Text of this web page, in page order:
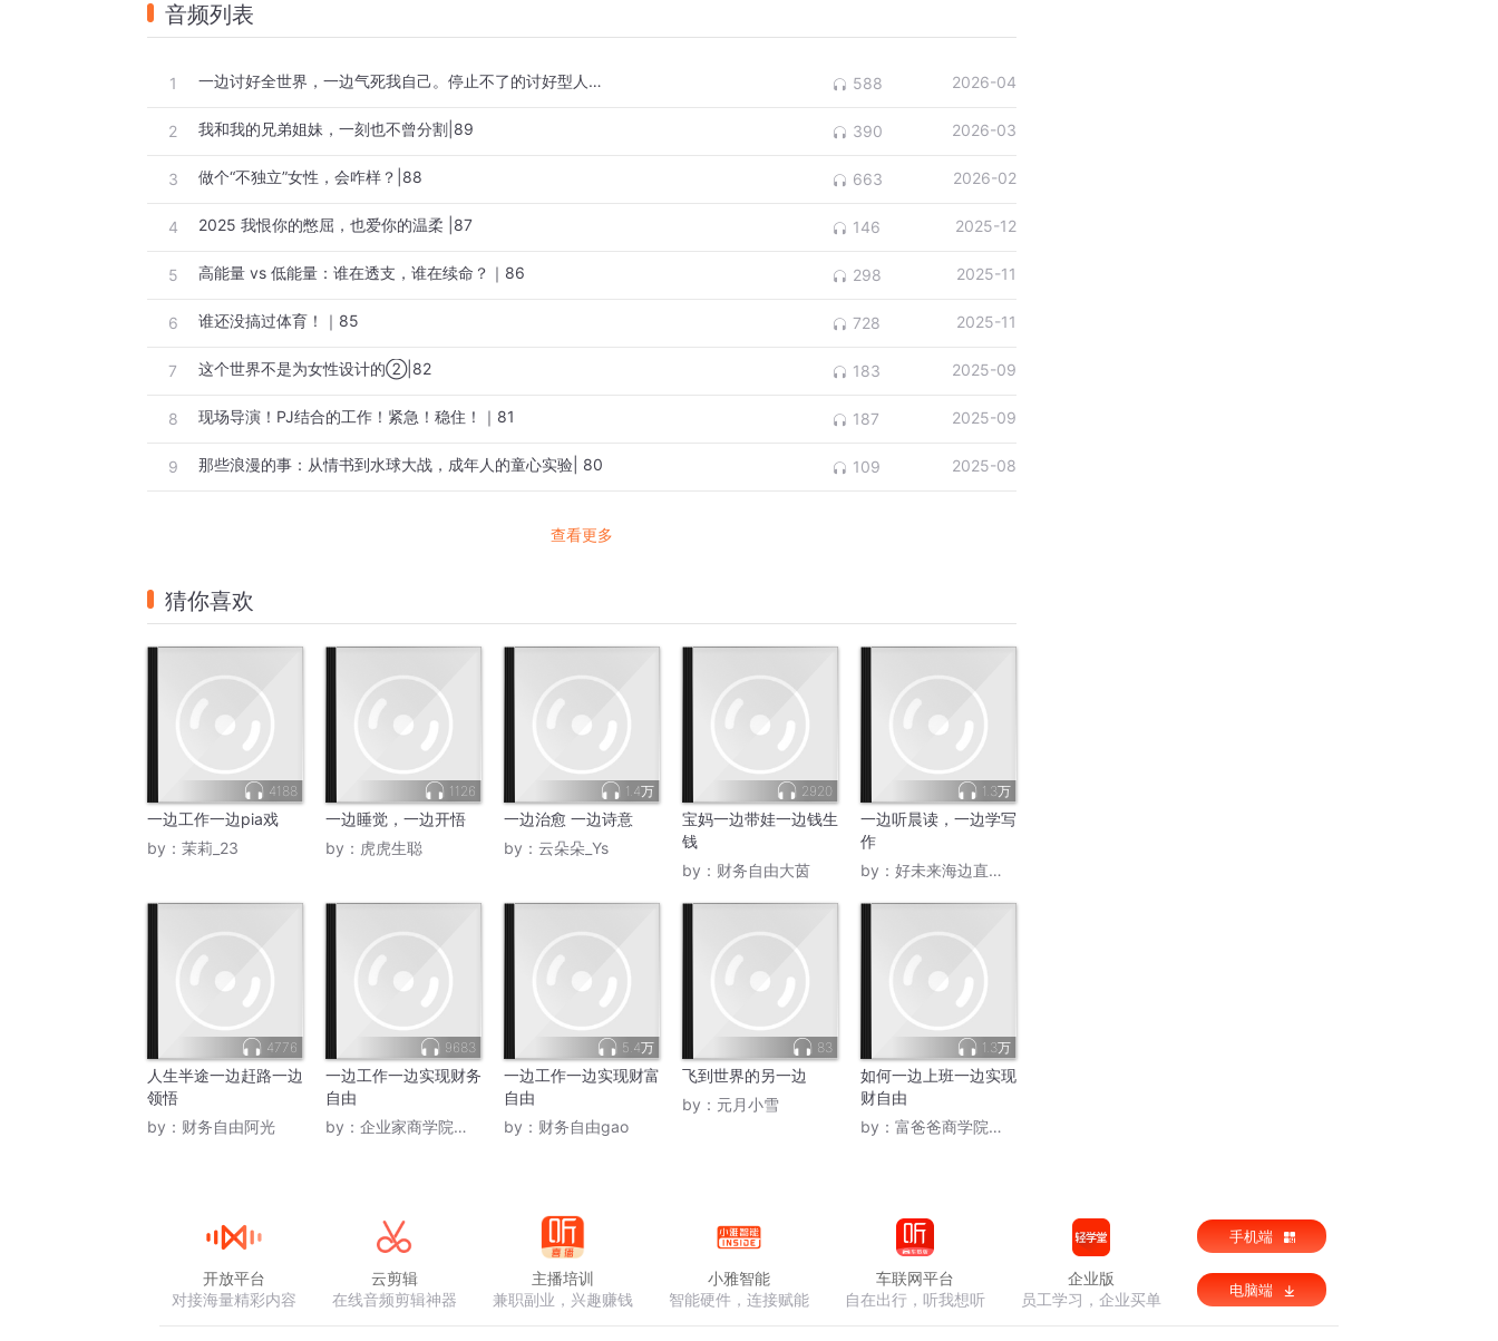
音频列表
1 一边讨好全世界，一边气死我自己。停止不了的讨好型人格|90 588 2026-04
2 我和我的兄弟姐妹，一刻也不曾分割|89 390 2026-03
3 做个“不独立”女性，会咋样？|88 663 2026-02
4 2025 我恨你的憋屈，也爱你的温柔 |87 146 2025-12
5 高能量 vs 低能量：谁在透支，谁在续命？｜86 298 2025-11
6 谁还没搞过体育！｜85 728 2025-11
7 这个世界不是为女性设计的②|82 183 2025-09
8 现场导演！PJ结合的工作！紧急！稳住！｜81 187 2025-09
9 那些浪漫的事：从情书到水球大战，成年人的童心实验| 80 109 2025-08
查看更多
猜你喜欢
4188
一边工作一边pia戏
by： 茉莉_23
1126
一边睡觉，一边开悟
by： 虎虎生聪
1.4万
一边治愈 一边诗意
by： 云朵朵_Ys
2920
宝妈一边带娃一边钱生
钱
by： 财务自由大茵
1.3万
一边听晨读，一边学写
作
by： 好未来海边直播活英语
4776
人生半途一边赶路一边
领悟
by： 财务自由阿光
9683
一边工作一边实现财务
自由
by： 企业家商学院橙贝
5.4万
一边工作一边实现财富
自由
by： 财务自由gao
83
飞到世界的另一边
by： 元月小雪
1.3万
如何一边上班一边实现
财自由
by： 富爸爸商学院思岑
开放平台
对接海量精彩内容
云剪辑
在线音频剪辑神器
主播培训
兼职副业，兴趣赚钱
小雅智能
智能硬件，连接赋能
车联网平台
自在出行，听我想听
企业版
员工学习，企业买单
手机端
电脑端